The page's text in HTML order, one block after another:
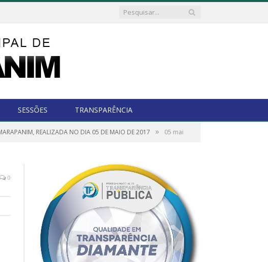
SESSÕES TRANSPARÊNCIA
REALIZADA NO DIA 05 DE MAIO DE 2017 » 05 mai
0